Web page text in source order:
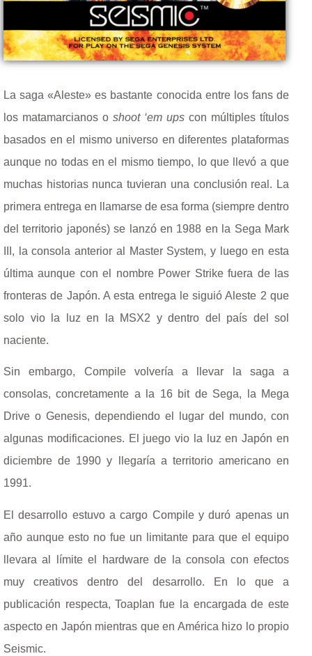
La saga «Aleste» es bastante conocida entre los fans de
los matamarcianos o shoot ‘em ups con múltiples títulos
basados en el mismo universo en diferentes plataformas
aunque no todas en el mismo tiempo, lo que llevó a que
muchas historias nunca tuvieran una conclusión real. La
primera entrega en llamarse de esa forma (siempre dentro
del territorio japonés) se lanzó en 1988 en la Sega Mark
III, la consola anterior al Master System, y luego en esta
última aunque con el nombre Power Strike fuera de las
fronteras de Japón. A esta entrega le siguió Aleste 2 que
solo vio la luz en la MSX2 y dentro del país del sol
naciente.
Sin embargo, Compile volvería a llevar la saga a
consolas, concretamente a la 16 bit de Sega, la Mega
Drive o Genesis, dependiendo el lugar del mundo, con
algunas modificaciones. El juego vio la luz en Japón en
diciembre de 1990 y llegaría a territorio americano en
1991.
El desarrollo estuvo a cargo Compile y duró apenas un
año aunque esto no fue un limitante para que el equipo
llevara al límite el hardware de la consola con efectos
muy creativos dentro del desarrollo. En lo que a
publicación respecta, Toaplan fue la encargada de este
aspecto en Japón mientras que en América hizo lo propio
Seismic.